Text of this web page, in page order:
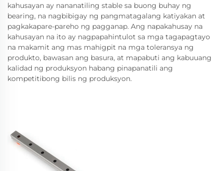
kahusayan ay nananatiling stable sa buong buhay ng
bearing, na nagbibigay ng pangmatagalang katiyakan at
pagkakapare-pareho ng pagganap. Ang napakahusay na
kahusayan na ito ay nagpapahintulot sa mga tagapagtayo
na makamit ang mas mahigpit na mga toleransya ng
produkto, bawasan ang basura, at mapabuti ang kabuuang
kalidad ng produksyon habang pinapanatili ang
kompetitibong bilis ng produksyon.